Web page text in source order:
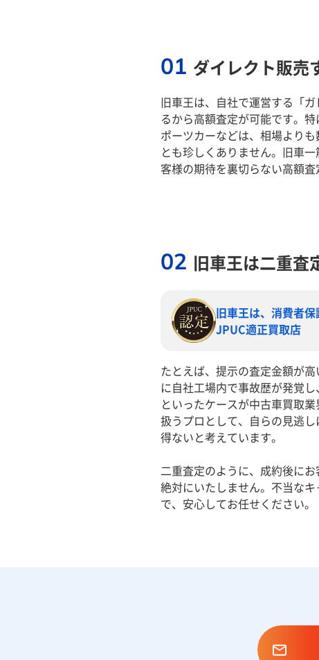
01 ダイレクト販売
旧車王は、自社で運営する「
るから高額査定が可能です。
ポーツカーなどは、相場より
とも珍しくありません。旧車
客様の期待を裏切らない高額査
02 旧車王は二重査
旧車王は、消費者
JPUC適正買取店
たとえば、提示の査定金額が
に自社工場内で事故歴が発覚
といったケースが中古車買取
扱うプロとして、自らの見逃
得ないと考えています。
二重査定のように、成約後に
絶対にいたしません。不当な
で、安心してお任せください。